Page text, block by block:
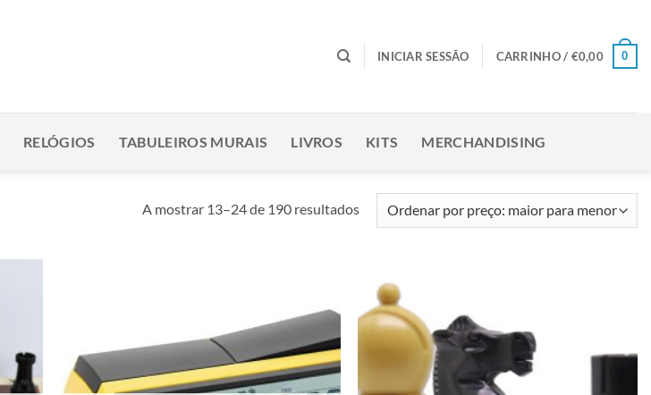
INICIAR SESSÃO CARRINHO / €0,00 0
RELÓGIOS TABULEIROS MURAIS LIVROS KITS MERCHANDISING
A mostrar 13–24 de 190 resultadosOrdenado
por
para
menor
Adicionar
à lista de